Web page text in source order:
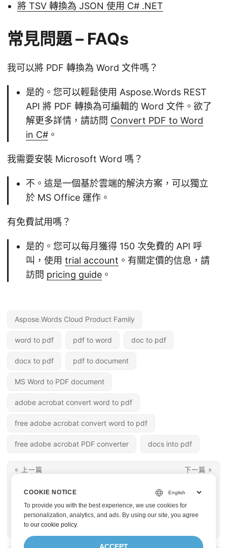
將 TSV 轉換為 JSON 使用 C# .NET
常見問題 – FAQs
我可以將 PDF 轉換為 Word 文件嗎？
是的。您可以輕鬆使用 Aspose.Words REST
API 將 PDF 轉換為可編輯的 Word 文件。欲了
解更多詳情，請訪問 Convert PDF to Word
in C# 。
我需要安裝 Microsoft Word 嗎？
不。這是一個基於雲端的解決方案，可以獨立
於 MS Office 運作。
有免費試用嗎？
是的。您可以每月獲得 150 次免費的 API 呼
叫，使用 trial account 。有關定價的信息，請
訪問 pricing guide 。
Aspose.Words Cloud Product Family
word to pdf pdf to word doc to pdf
docx to pdf pdf to document
MS Word to PDF document
adobe acrobat convert word to pdf
free adobe acrobat convert word to pdf
free adobe acrobat PDF converter docs into pdf
« 上一篇
出為高品質圖像
下一篇 »
在 C# | 使用 .NET
REST API 將 HTML 轉
COOKIE NOTICE
To provide you with the best experience, we use cookies for
personalization, analytics, and ads. By using our site, you agree
toour cookie policy.